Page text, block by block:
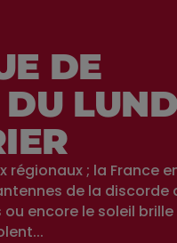
DE
DU
régionaux ; la France
de la discorde
encore le soleil brille